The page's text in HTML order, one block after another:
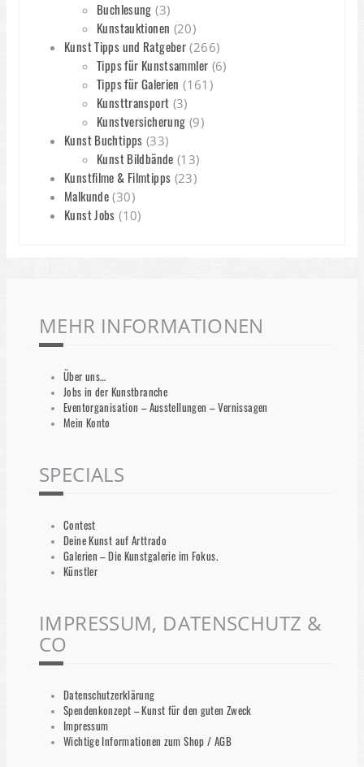
Buchlesung (3)
Kunstauktionen (20)
Kunst Tipps und Ratgeber (266)
Tipps für Kunstsammler (6)
Tipps für Galerien (161)
Kunsttransport (3)
Kunstversicherung (9)
Kunst Buchtipps (33)
Kunst Bildbände (13)
Kunstfilme & Filmtipps (23)
Malkunde (30)
Kunst Jobs (10)
MEHR INFORMATIONEN
Über uns…
Jobs in der Kunstbranche
Eventorganisation – Ausstellungen – Vernissagen
Mein Konto
SPECIALS
Contest
Deine Kunst auf Arttrado
Galerien – Die Kunstgalerie im Fokus.
Künstler
IMPRESSUM, DATENSCHUTZ &
CO
Datenschutzerklärung
Spendenkonzept – Kunst für den guten Zweck
Impressum
Wichtige Informationen zum Shop / AGB